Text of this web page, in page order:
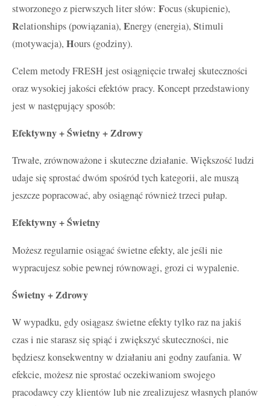
stworzonego z pierwszych liter słów: Focus (skupienie),
Relationships (powiązania), Energy (energia), Stimuli
(motywacja), Hours (godziny).
Celem metody FRESH jest osiągnięcie trwałej skuteczności
oraz wysokiej jakości efektów pracy. Koncept przedstawiony
jest w następujący sposób:
Efektywny + Świetny + Zdrowy
Trwałe, zrównoważone i skuteczne działanie. Większość ludzi
udaje się sprostać dwóm spośród tych kategorii, ale muszą
jeszcze popracować, aby osiągnąć również trzeci pułap.
Efektywny + Świetny
Możesz regularnie osiągać świetne efekty, ale jeśli nie
wypracujesz sobie pewnej równowagi, grozi ci wypalenie.
Świetny + Zdrowy
W wypadku, gdy osiągasz świetne efekty tylko raz na jakiś
czas i nie starasz się spiąć i zwiększyć skuteczności, nie
będziesz konsekwentny w działaniu ani godny zaufania. W
efekcie, możesz nie sprostać oczekiwaniom swojego
pracodawcy czy klientów lub nie zrealizujesz własnych planów